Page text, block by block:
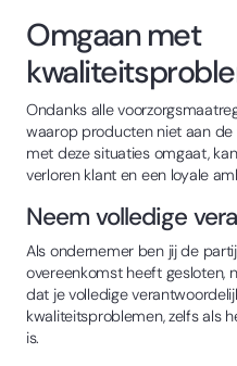
Omgaan met
Ondanks alle
waarop producten niet aan de
met deze situaties omgaat,
verloren klant en een loyale
Neem volledige
Als ondernemer ben jij de
overeenkomst heeft gesloten,
dat je volledige
kwaliteitsproblemen, zelfs als
is.